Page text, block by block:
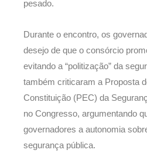
pesado.
Durante o encontro, os
desejo de que o consórcio
evitando a “politização” da
também criticaram a Proposta
Constituição (PEC) da
no Congresso, argumentando
governadores a autonomia
segurança pública.